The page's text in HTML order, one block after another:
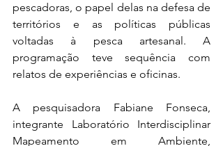
pescadoras, o papel delas na defesa de
territórios e as políticas públicas
voltadas à pesca artesanal. A
programação teve sequência com
relatos de experiências e oficinas.
A pesquisadora Fabiane Fonseca,
integrante Laboratório Interdisciplinar
Mapeamento em Ambiente,